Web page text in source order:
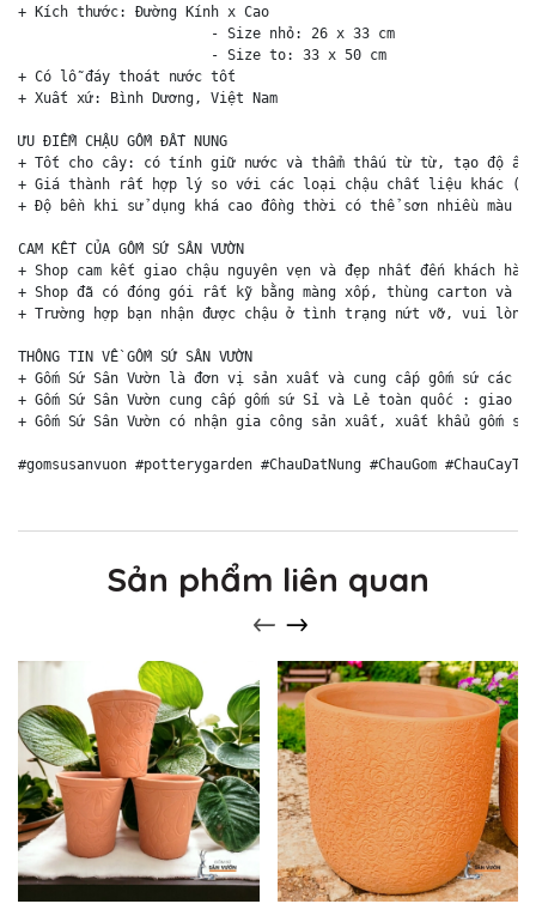
+ Kích thước: Đường Kính x Cao
                       - Size nhỏ: 26 x 33 cm
                       - Size to: 33 x 50 cm
+ Có lỗ đáy thoát nước tốt
+ Xuất xứ: Bình Dương, Việt Nam
ƯU ĐIỂM CHẬU GỐM ĐẤT NUNG
+ Tốt cho cây: có tính giữ nước và thẩm thấu từ từ, tạo độ ẩm
+ Giá thành rất hợp lý so với các loại chậu chất liệu khác
+ Độ bền khi sử dụng khá cao đồng thời có thể sơn nhiều màu
CAM KẾT CỦA GỐM SỨ SÂN VƯỜN
+ Shop cam kết giao chậu nguyên vẹn và đẹp nhất đến khách hàng
+ Shop đã có đóng gói rất kỹ bằng màng xốp, thùng carton và
+ Trường hợp bạn nhận được chậu ở tình trạng nứt vỡ, vui lòng
THÔNG TIN VỀ GỐM SỨ SÂN VƯỜN
+ Gốm Sứ Sân Vườn là đơn vị sản xuất và cung cấp gốm sứ
+ Gốm Sứ Sân Vườn cung cấp gốm sứ Sỉ và Lẻ toàn quốc :
+ Gốm Sứ Sân Vườn có nhận gia công sản xuất, xuất khẩu gốm sứ
#gomsusanvuon #potterygarden #ChauDatNung #ChauGom
Sản phẩm liên quan